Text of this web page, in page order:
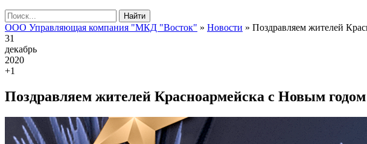
Найти
ООО Управляющая компания "МКД "Восток" » Новости » Поздравляем жителей
31
декабрь
2020
+1
Поздравляем жителей Красноармейска с Новым